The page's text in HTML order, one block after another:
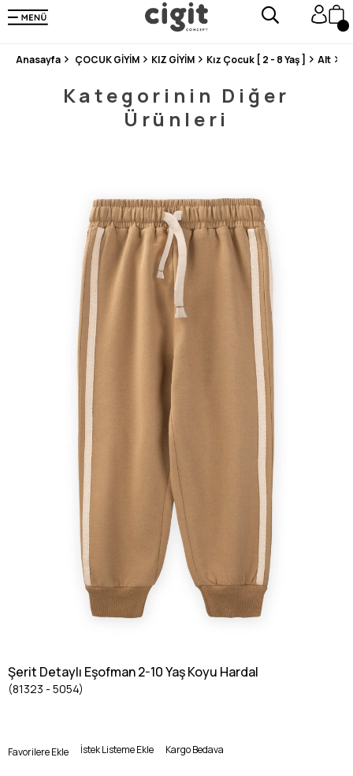
250.000'DEN FAZLA DEĞERLENDİRMEDE 5 ÜZERİNDEN 4.8 PUAN ALDI ⭐⭐⭐⭐⭐
3 MİLYONDAN FAZLA MUTLU MÜŞTERİ ❤️ 10 MİLYON ÜRÜN
Anasayfa ÇOCUK GİYİM KIZ GİYİM Kız Çocuk [ 2 - 8 Yaş ] Alt
Kategorinin Diğer
Ürünleri
Şerit Detaylı Eşofman 2-10 Yaş Koyu Hardal
(81323 - 5054)
Favorilere Ekle İstek Listeme Ekle Kargo Bedava